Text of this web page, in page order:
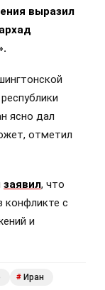
выразил
ясно дал
отметил
заявил, что
конфликте с
и
# Иран